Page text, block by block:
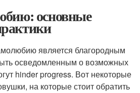
основные
является благородным
осведомленным о возможных
hinder progress. Вот некоторые
на которые стоит обратить